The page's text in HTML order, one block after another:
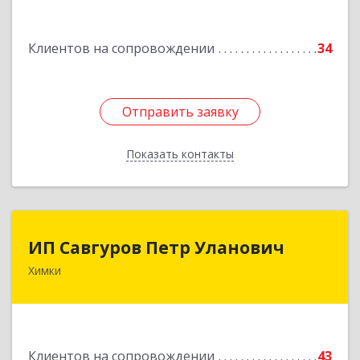
Клиентов на сопровождении 34
Отправить заявку
Показать контакты
Отправить заявку
Назад
ИП Савгуров Петр Уланович
Химки
Клиентов на сопровождении 43
141407, Московская обл, Химки г, Молодежная